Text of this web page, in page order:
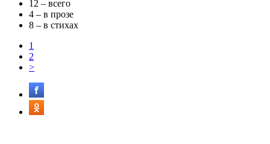
12 – всего
4 – в прозе
8 – в стихах
1
2
>